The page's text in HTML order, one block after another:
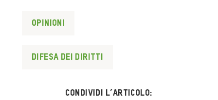
Opinioni
difesa dei diritti
Condividi l’articolo: